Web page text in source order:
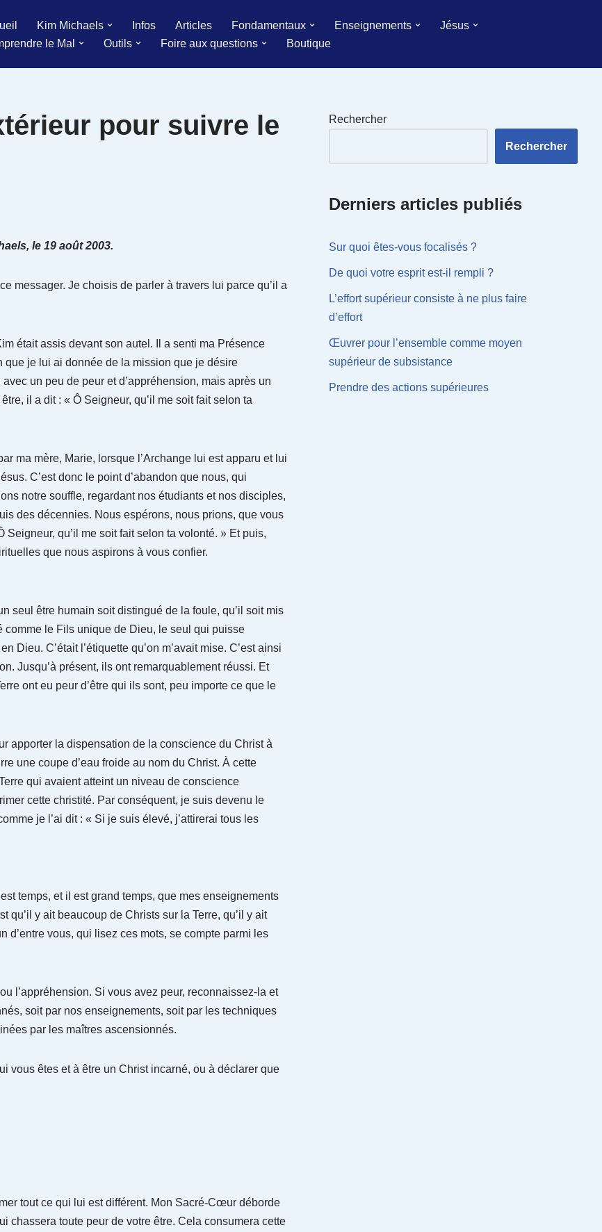
Kim Michaels Infos Articles Fondamentaux Enseignements
Jésus
le Mal
Outils Foire aux questions Boutique
pour suivre le
le 19 août 2003.
messager. Je choisis de parler à travers lui parce qu’il a
était assis devant son autel. Il a senti ma Présence
je lui ai donnée de la mission que je désire
un peu de peur et d’appréhension, mais après un
il a dit : « Ô Seigneur, qu’il me soit fait selon ta
ma mère, Marie, lorsque l’Archange lui est apparu et lui
C’est donc le point d’abandon que nous, qui
notre souffle, regardant nos étudiants et nos disciples,
des décennies. Nous espérons, nous prions, que vous
qu’il me soit fait selon ta volonté. » Et puis,
que nous aspirons à vous confier.
seul être humain soit distingué de la foule, qu’il soit mis
comme le Fils unique de Dieu, le seul qui puisse
Dieu. C’était l’étiquette qu’on m’avait mise. C’est ainsi
Jusqu’à présent, ils ont remarquablement réussi. Et
ont eu peur d’être qui ils sont, peu importe ce que le
apporter la dispensation de la conscience du Christ à
une coupe d’eau froide au nom du Christ. À cette
qui avaient atteint un niveau de conscience
cette christité. Par conséquent, je suis devenu le
je l’ai dit : « Si je suis élevé, j’attirerai tous les
temps, et il est grand temps, que mes enseignements
qu’il y ait beaucoup de Christs sur la Terre, qu’il y ait
d’entre vous, qui lisez ces mots, se compte parmi les
l’appréhension. Si vous avez peur, reconnaissez-la et
soit par nos enseignements, soit par les techniques
par les maîtres ascensionnés.
vous êtes et à être un Christ incarné, ou à déclarer que
tout ce qui lui est différent. Mon Sacré-Cœur déborde
chassera toute peur de votre être. Cela consumera cette
Rechercher
Rechercher
Derniers articles publiés
Sur quoi êtes-vous focalisés ?
De quoi votre esprit est-il rempli ?
L’effort supérieur consiste à ne plus faire
d’effort
Œuvrer pour l’ensemble comme moyen
supérieur de subsistance
Prendre des actions supérieures